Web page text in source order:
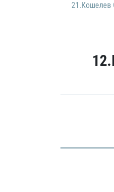
21.Кошелев